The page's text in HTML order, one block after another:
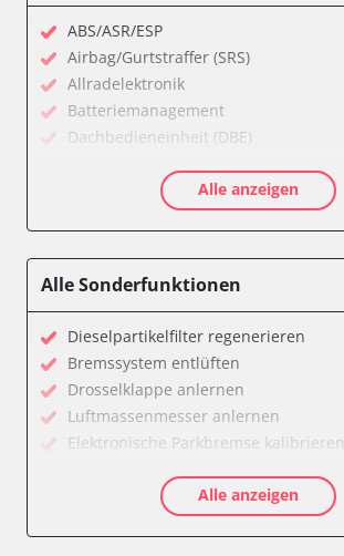
ABS/ASR/ESP
Airbag/Gurtstraffer (SRS)
Allradelektronik
Batteriemanagement
Dachbedieneinheit (DBE)
Elektrischer Fensterheber
Feststellbremse (EPB / SBC)
Getriebesteuerung
Klimaanlage
Kombiinstrument
Lenksäuleneinheit
Lichtsteuerung
Motorsteuerung (EMS)
Motorsteuerung 2 (EMS)
Navigationssystem
Alle anzeigen
Alle Sonderfunktionen
Dieselpartikelfilter regenerieren
Bremssystem entlüften
Drosselklappe anlernen
Luftmassenmesser anlernen
Elektronische Parkbremse kalibrieren
Dieselpartikelfilter wechseln
Einspritzdüsen anlernen
Alle anzeigen